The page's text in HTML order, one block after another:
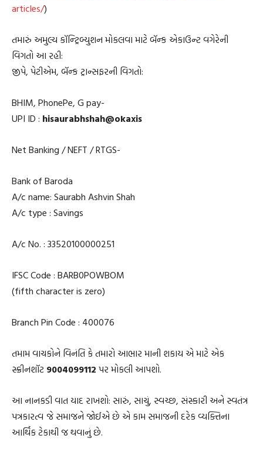
articles/)
તમારું અમુલ્ય કૉન્ટ્રિબ્યુશન મોકલવા માટે બૅન્ક એકાઉન્ટ વગેરેની
વિગતો આ રહી:
જીપે, પેટીએમ, બૅન્ક ટ્રાન્સફરની વિગતો:
BHIM, PhonePe, G pay-
UPI ID : hisaurabhshah@okaxis
Net Banking / NEFT / RTGS-
Bank of Baroda
A/c name: Saurabh Ashvin Shah
A/c type : Savings
A/c No. : 33520100000251
IFSC Code : BARB0POWBOM
(fifth character is zero)
Branch Pin Code : 400076
તમામ વાચકોને વિનંતિ કે તમારો આભાર માની શકાય એ માટે એક
સ્ક્રીનશૉટ 9004099112 પર મોકલી આપશો.
આ નાનકડી વાત યાદ રાખશો: સારું, સાચું, સ્વચ્છ, સંસ્કારી અને સ્વતંત્ર
પત્રકારત્વ જે સમાજને જોઈએ છે એ કામ સમાજની દરેક વ્યક્તિના
આર્થિક ટેકાથી જ થવાનું છે.